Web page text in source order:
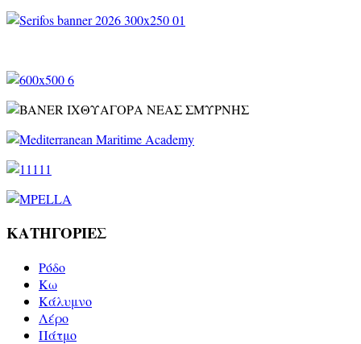
ΚΑΤΗΓΟΡΙΕΣ
Ρόδο
Kω
Κάλυμνο
Λέρο
Πάτμο